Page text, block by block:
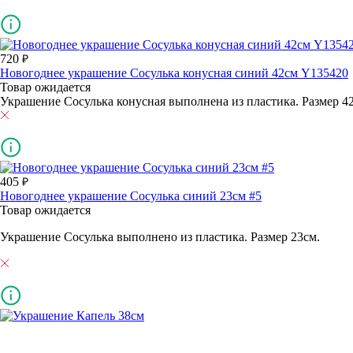
720
Новогоднее украшение Сосулька конусная синий 42см Y135420
Товар ожидается
Украшение Сосулька конусная выполнена из пластика. Размер
405
Новогоднее украшение Сосулька синий 23см #5
Товар ожидается
Украшение Сосулька выполнено из пластика. Размер 23см.